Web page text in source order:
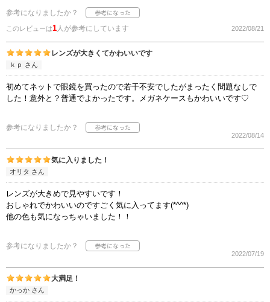
参考になりましたか？
このレビューは1人が参考にしています 2022/08/21
レンズが大きくてかわいいです
ｋｐ さん
初めてネットで眼鏡を買ったので若干不安でしたがまったく問題なしで
した！意外と？普通でよかったです。メガネケースもかわいいです♡
参考になりましたか？
2022/08/14
気に入りました！
オリタ さん
レンズが大きめで見やすいです！
おしゃれでかわいいのですごく気に入ってます(*^^*)
他の色も気になっちゃいました！！
参考になりましたか？
2022/07/19
大満足！
かっか さん